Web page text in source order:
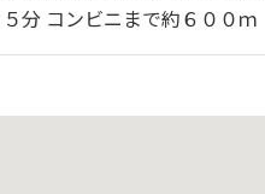
分 コンビニまで約６００